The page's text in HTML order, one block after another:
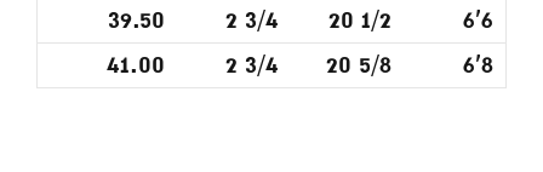
6'6
20 1/2
2 3/4
39.50
6'8
20 5/8
2 3/4
41.00